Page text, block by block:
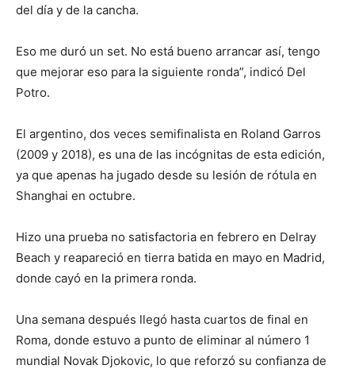
del día y de la cancha.
Eso me duró un set. No está bueno arrancar así, tengo
que mejorar eso para la siguiente ronda”, indicó Del
Potro.
El argentino, dos veces semifinalista en Roland Garros
(2009 y 2018), es una de las incógnitas de esta edición,
ya que apenas ha jugado desde su lesión de rótula en
Shanghai en octubre.
Hizo una prueba no satisfactoria en febrero en Delray
Beach y reapareció en tierra batida en mayo en Madrid,
donde cayó en la primera ronda.
Una semana después llegó hasta cuartos de final en
Roma, donde estuvo a punto de eliminar al número 1
mundial Novak Djokovic, lo que reforzó su confianza de